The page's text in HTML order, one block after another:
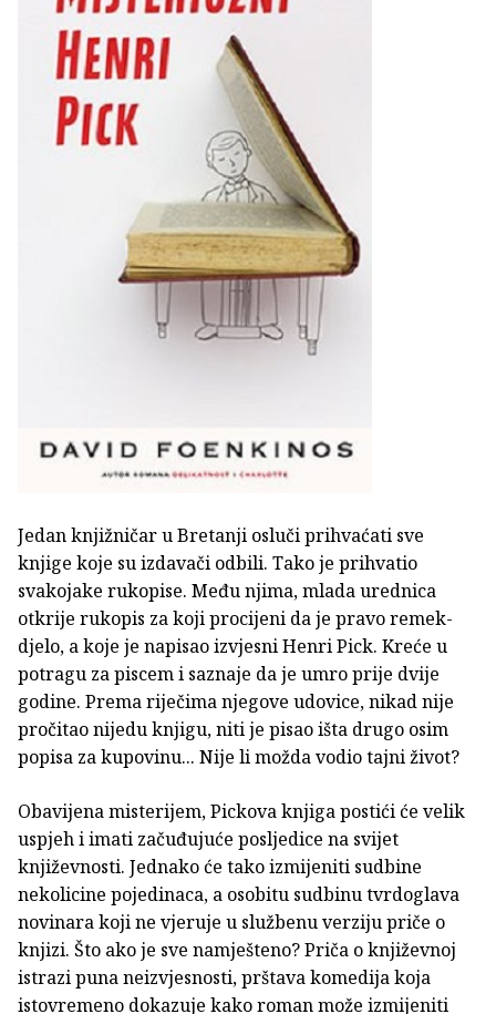
Jedan knjižničar u Bretanji osluči prihvaćati sve
knjige koje su izdavači odbili. Tako je prihvatio
svakojake rukopise. Među njima, mlada urednica
otkrije rukopis za koji procijeni da je pravo remek-
djelo, a koje je napisao izvjesni Henri Pick. Kreće u
potragu za piscem i saznaje da je umro prije dvije
godine. Prema riječima njegove udovice, nikad nije
pročitao nijedu knjigu, niti je pisao išta drugo osim
popisa za kupovinu... Nije li možda vodio tajni život?
Obavijena misterijem, Pickova knjiga postići će velik
uspjeh i imati začuđujuće posljedice na svijet
književnosti. Jednako će tako izmijeniti sudbine
nekolicine pojedinaca, a osobitu sudbinu tvrdoglava
novinara koji ne vjeruje u službenu verziju priče o
knjizi. Što ako je sve namješteno? Priča o književnoj
istrazi puna neizvjesnosti, prštava komedija koja
istovremeno dokazuje kako roman može izmijeniti